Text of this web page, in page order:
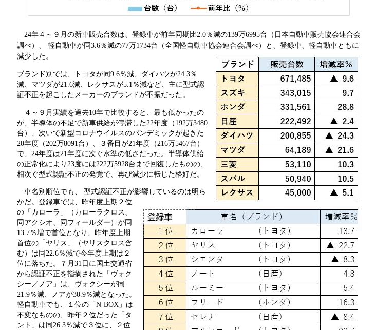
24年４～９月の新車販売台数は、登録車が前年同期比2.0％減の139万6995台（日本自動車販売協会連合会
調べ）、 軽自動車が同3.6％減の77万1734台（全国軽自動車協会連合会調べ）と、登録車、軽自動車ともに
減少した。
ブランド別では、トヨタが同9.6％減、ダイハツが24.3％
減、マツダが21.6減、レクサスが5.1％減など、主に型式認
証不正を起こしたメーカーのブランドが不振だった。
４～９月実績を過去10年で比較すると、最も低かったの
が、半導体の不足で新車供給が停滞した22年度（192万3480
台）、次いで新型コロナウイルスのパンデミックが起きた
20年度（202万8091台）、３番目が21年度（216万5467台）
で、24年度は21年度に次ぐ水準の低さだった。半導体供給
の正常化により23度には222万5928台まで回復したものの、
相次ぐ型式認証不正の発覚で、再び減少に転じた格好だ。
車名別順位でも、 型式認証不正が影響しているのは明ら
かだ。登録車では、昨年度上期２位
の「カローラ」（カローラクロス、
同アクシオ、同フィールダー）が同
13.7％増で首位となり、昨年度上期
首位の「ヤリス」（ヤリスクロス含
む）は同22.6％減で今年度上期は２
位に落ちた。７月31日に国土交通省
から認証不正を指摘された「ヴォク
シー／ノア」は、ヴォクシーが同
21.9％減、ノアが30.9％減となった。
軽自動車でも、１位の「N-BOX」は
不変なものの、昨年２位だった「タ
ント」は同26.3％減で３位に、２位